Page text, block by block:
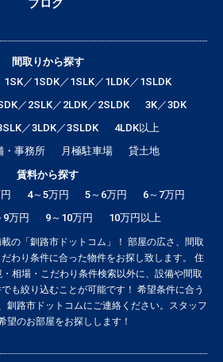
間取りから探す
1SK／1SDK／1SLK／1LDK／1SLDK
／2SLK／2LDK／2SLDK
3K／3DK
／3LDK／3SLDK
4LDK以上
・事務所
月極駐車場
貸土地
賃料から探す
4～5万円 5～6万円
6～7万円
9万円 9～10万円 10万円以上
の「釧路市ドットコム」！ 部屋の広さ、間取
わり条件に合った物件をお探し致します。 住
相場・こだわり条件検索以外に、設備や間取
も絞り込むことが可能です！ 希望条件に合う
釧路市ドットコムにご連絡ください。スタッフ
望のお部屋をお探しします！